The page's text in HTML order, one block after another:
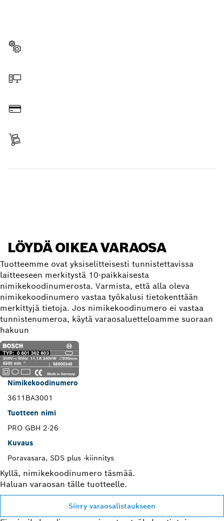
LÖYDÄ OIKEA VARAOSA
Tuotteemme ovat yksiselitteisesti tunnistettavissa
laitteeseen merkitystä 10-paikkaisesta
nimikekoodinumerosta. Varmista, että alla oleva
nimikekoodinumero vastaa työkalusi tietokenttään
merkittyjä tietoja. Jos nimikekoodinumero ei vastaa
tunnistenumeroa, käytä varaosaluetteloamme suoraan
hakuun
Nimikekoodinumero
3611BA3001
Tuotteen nimi
PRO GBH 2-26
Kuvaus
Poravasara, SDS plus -kiinnitys
Kyllä, nimikekoodinumero täsmää.
Haluan varaosan tälle tuotteelle.
Siirry varaosalistaukseen